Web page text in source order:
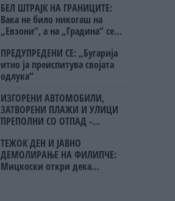
БЕЛ ШТРАЈК НА ГРАНИЦИТЕ:
Вака не било никогаш на
„Евзони“, а на „Градина“ се
ПРЕДУПРЕДЕНИ СЕ: „Бугарија
итно ја преиспитува својата
одлука“
ИЗГОРЕНИ АВТОМОБИЛИ,
ЗАТВОРЕНИ ПЛАЖИ И УЛИЦИ
ПРЕПОЛНИ СО ОТПАД -
мигрантскиот бран кон Сеута
ТЕЖОК ДЕН И ЈАВНО
ДЕМОЛИРАЊЕ НА ФИЛИПЧЕ:
Мицкоски откри дека